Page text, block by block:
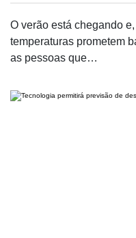
O verão está chegando
temperaturas prometem
as pessoas que…